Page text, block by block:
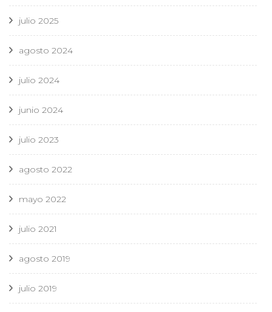
julio 2025
agosto 2024
julio 2024
junio 2024
julio 2023
agosto 2022
mayo 2022
julio 2021
agosto 2019
julio 2019